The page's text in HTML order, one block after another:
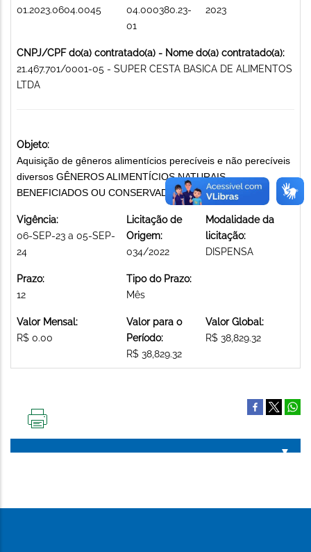
01.2023.0604.0045
04.000380.23-
01
2023
CNPJ/CPF do(a) contratado(a) - Nome do(a) contratado(a):
21.467.701/0001-05 - SUPER CESTA BASICA DE ALIMENTOS
LTDA
Objeto:
Aquisição de gêneros alimentícios perecíveis e não perecíveis
diversos GÊNEROS ALIMENTÍCIOS NATURAIS,
BENEFICIADOS OU CONSERVADOS
Vigência:
06-SEP-23 a 05-SEP-
24
Licitação de
Origem:
034/2022
Modalidade da
licitação:
DISPENSA
Prazo:
12
Tipo do Prazo:
Mês
Valor Mensal:
R$ 0.00
Valor para o
Período:
R$ 38,829.32
Valor Global:
R$ 38,829.32
PÁGINA